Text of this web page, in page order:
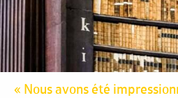
« Nous avons été